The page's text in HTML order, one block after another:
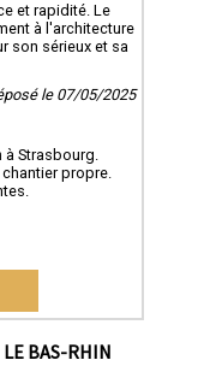
et rapidité. Le
à l'architecture
son sérieux et sa
le 07/05/2025
à Strasbourg.
propre.
LE BAS-RHIN